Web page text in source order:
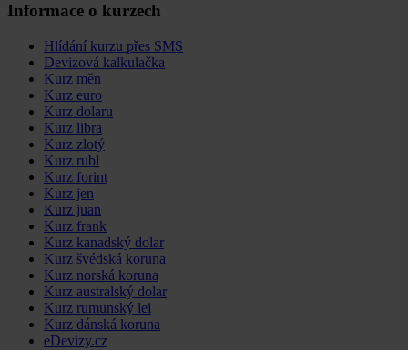
Informace o kurzech
Hlídání kurzu přes SMS
Devizová kalkulačka
Kurz měn
Kurz euro
Kurz dolaru
Kurz libra
Kurz zlotý
Kurz rubl
Kurz forint
Kurz jen
Kurz juan
Kurz frank
Kurz kanadský dolar
Kurz švédská koruna
Kurz norská koruna
Kurz australský dolar
Kurz rumunský lei
Kurz dánská koruna
eDevizy.cz